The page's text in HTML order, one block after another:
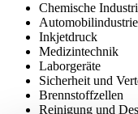
Chemische
Automobilindustrie
Inkjetdruck
Medizintechnik
Laborgeräte
Sicherheit und
Brennstoffzellen
Reinigung und